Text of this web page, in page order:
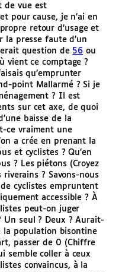
de vue est
pour cause, je n’ai en
retour d’usage et
la presse faute d’un
question de 56 ou
vient ce comptage ?
qu’emprunter
point Mallarmé ? Si je
? Il est
sur cet axe, de quoi
baisse de la
ce vraiment une
a crée en prenant la
et cyclistes ? Qu’en
? Les piétons (Croyez
riverains ? Savons-nous
cyclistes empruntent
accessible ? À
peut-on juger
Un seul ? Deux ? Aurait-
population bisontine
passer de 0 (Chiffre
semble coller à ceux
convaincus, à la